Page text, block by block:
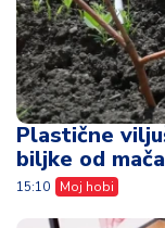
Plastične
biljke od
15:10 Moj hobi